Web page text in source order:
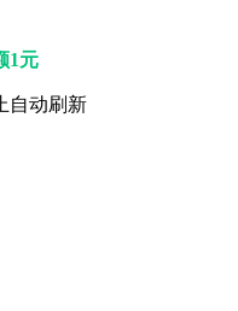
1元
自动刷新